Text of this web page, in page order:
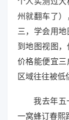
州就翻车了
三，学会用
到地图视图，
价格能便宜
区域往往被低
我去年五
一窝蜂订春熙